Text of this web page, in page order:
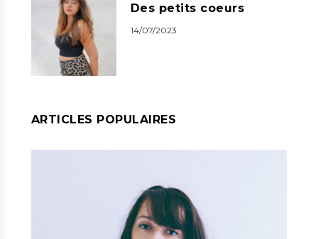
Des petits coeurs
14/07/2023
ARTICLES POPULAIRES